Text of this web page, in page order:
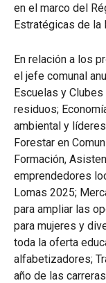
en el marco del
Estratégicas de la
En relación a los
el jefe comunal
Escuelas y
residuos;
ambiental y
Forestar en
Formación,
emprendedores
Lomas 2025;
para ampliar las
para mujeres y
toda la oferta
alfabetizadores;
año de las